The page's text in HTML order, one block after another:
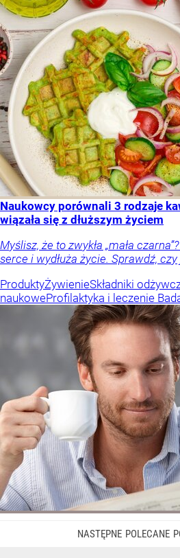
Naukowcy porównali 3 rodzaje
wiązała się z dłuższym życiem
Myślisz, że to zwykła „mała
serce i wydłuża życie. Sprawdź, czy
ProduktyŻywienieSkładniki
naukoweProfilaktyka i leczenie